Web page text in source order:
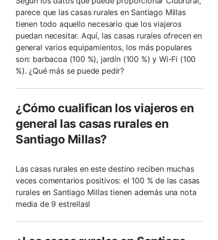
parece que las casas rurales en Santiago Millas
tienen todo aquello necesario que los viajeros
puedan necesitar. Aquí, las casas rurales ofrecen en
general varios equipamientos, los más populares
son: barbacoa (100 %), jardín (100 %) y Wi-Fi (100
%). ¿Qué más se puede pedir?
¿Cómo cualifican los viajeros en
general las casas rurales en
Santiago Millas?
Las casas rurales en este destino reciben muchas
veces comentarios positivos: el 100 % de las casas
rurales en Santiago Millas tienen además una nota
media de 9 estrellas!